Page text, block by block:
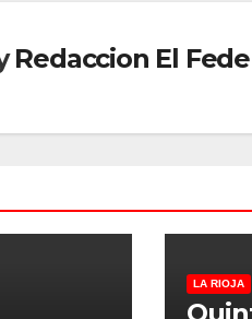
Redaccion El
LA RIOJA